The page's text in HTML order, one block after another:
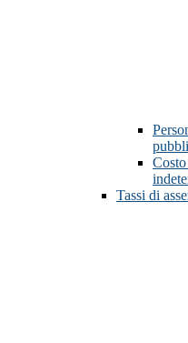
Tassi di